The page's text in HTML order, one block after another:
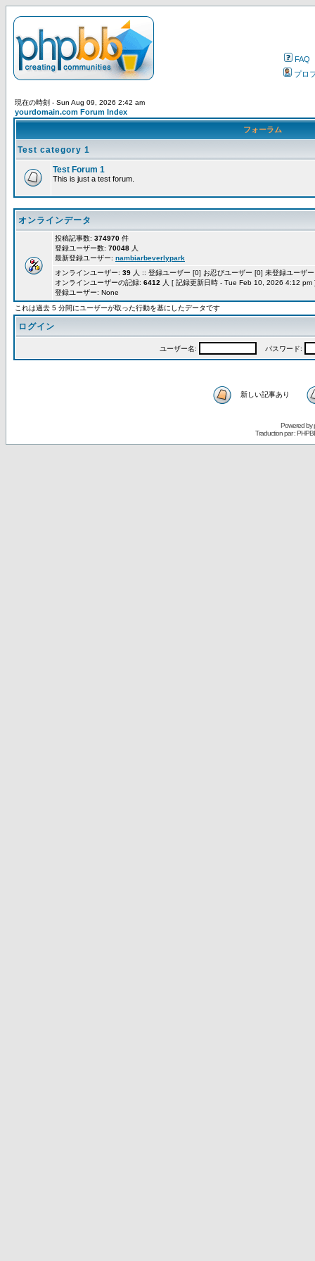
FAQ
プロ
現在の時刻 - Sun Aug 09, 2026 2:42 am
yourdomain.com Forum Index
フォーラム
Test category 1
Test Forum 1
This is just a test forum.
オンラインデータ
投稿記事数: 374970 件
登録ユーザー数: 70048 人
最新登録ユーザー: nambiarbeverlypark
オンラインユーザー: 39 人 :: 登録ユーザー [0] お忍びユーザー [0] 未登録ユー
オンラインユーザーの記録: 6412 人 [ 記録更新日時 - Tue Feb 10, 2026 4:12 pm
登録ユーザー: None
これは過去 5 分間にユーザーが取った行動を基にしたデータです
ログイン
ユーザー名: パスワード:
新しい記事あり
Powered by
Traduction par :